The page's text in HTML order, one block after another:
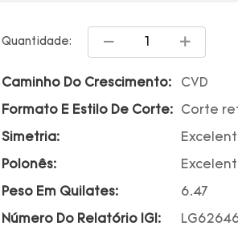
Quantidade:
Caminho Do Crescimento: CVD
Formato E Estilo De Corte: Corte
Simetria:
Polonês:
Peso Em Quilates: 6.47
Número Do Relatório IGI: